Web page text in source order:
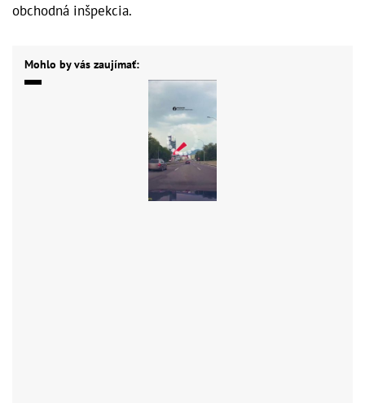
obchodná inšpekcia.
Mohlo by vás zaujímať: